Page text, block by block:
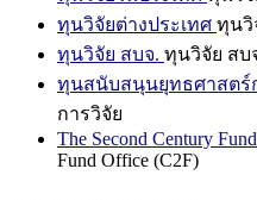
ทุนวิจัยต่างประเทศ ทุนวิ
ทุนวิจัย สบจ. ทุนวิจัย สบ
ทุนสนับสนุนยุทธศาสตร์
การวิจัย
The Second Century
Fund Office (C2F)